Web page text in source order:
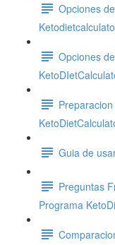
Opciones
Opciones
Guia de
Preguntas
Programa